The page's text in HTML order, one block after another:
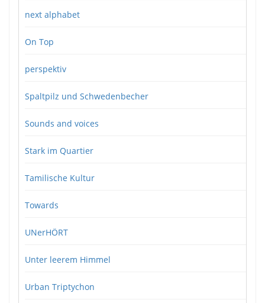
next alphabet
On Top
perspektiv
Spaltpilz und Schwedenbecher
Sounds and voices
Stark im Quartier
Tamilische Kultur
Towards
UNerHÖRT
Unter leerem Himmel
Urban Triptychon